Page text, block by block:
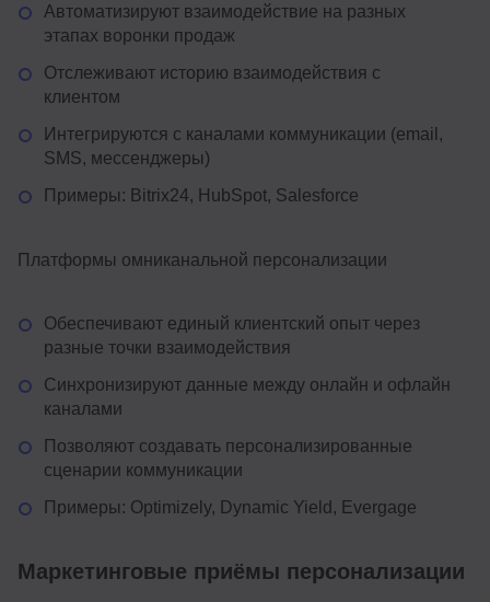
Автоматизируют взаимодействие на разных
этапах воронки продаж
Отслеживают историю взаимодействия с
клиентом
Интегрируются с каналами коммуникации (email,
SMS, мессенджеры)
Примеры: Bitrix24, HubSpot, Salesforce
Платформы омниканальной персонализации
Обеспечивают единый клиентский опыт через
разные точки взаимодействия
Синхронизируют данные между онлайн и офлайн
каналами
Позволяют создавать персонализированные
сценарии коммуникации
Примеры: Optimizely, Dynamic Yield, Evergage
Маркетинговые приёмы персонализации